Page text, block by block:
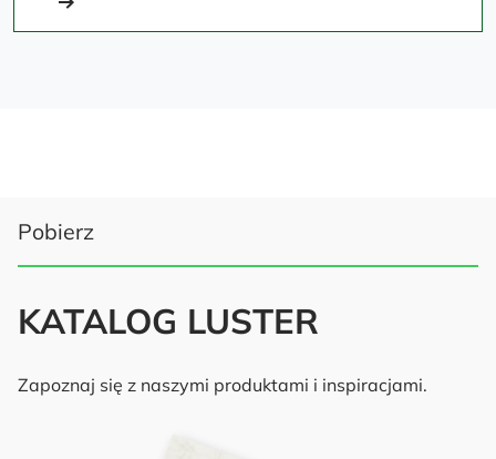
Pobierz
KATALOG LUSTER
Zapoznaj się z naszymi produktami i inspiracjami.